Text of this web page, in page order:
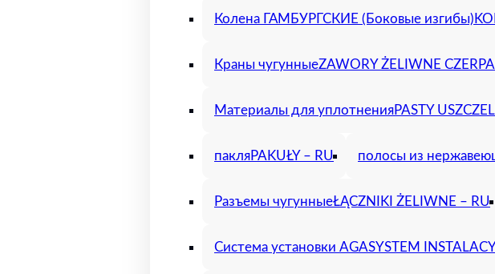
Колена ГАМБУРГСКИЕ (Боковые изгибы)
Краны чугунныеZAWORY ŻELIWNE
Материалы для уплотненияPASTY
пакляPAKUŁY – RU полосы из
Разъемы чугунныеŁĄCZNIKI ŻELIWNE – RU
Система установки AGASYSTEM